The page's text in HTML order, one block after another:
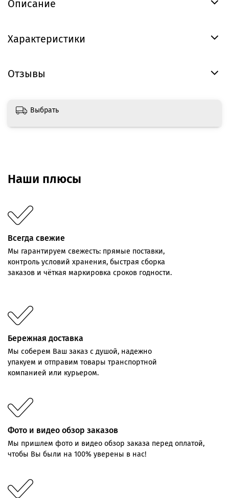
Описание
Характеристики
Отзывы
Выбрать
Наши плюсы
Всегда свежие
Мы гарантируем свежесть: прямые поставки,
контроль условий хранения, быстрая сборка
заказов и чёткая маркировка сроков годности.
Бережная доставка
Мы соберем Ваш заказ с душой, надежно
упакуем и отправим товары транспортной
компанией или курьером.
Фото и видео обзор заказов
Мы пришлем фото и видео обзор заказа перед оплатой,
чтобы Вы были на 100% уверены в нас!